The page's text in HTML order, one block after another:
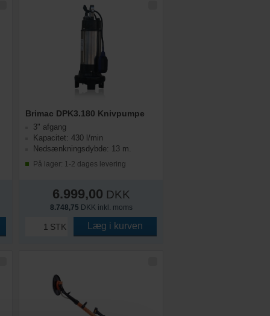
Brimac DPK3.180 Knivpumpe
3" afgang
Kapacitet: 430 l/min
Nedsænkningsdybde: 13 m.
På lager: 1-2 dages levering
6.999,00 DKK
8.748,75 DKK inkl. moms
STK Læg i kurven